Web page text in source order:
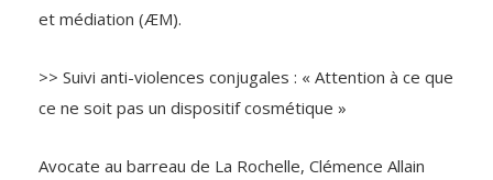
et médiation (ÆM).
>> Suivi anti-violences conjugales : « Attention à ce que
ce ne soit pas un dispositif cosmétique »
Avocate au barreau de La Rochelle, Clémence Allain